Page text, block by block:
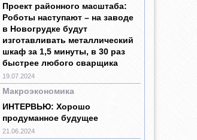
Проект районного масштаба:
Роботы наступают – на заводе
в Новогрудке будут
изготавливать металлический
шкаф за 1,5 минуты, в 30 раз
быстрее любого сварщика
19.07.2024
Макроэкономика
ИНТЕРВЬЮ: Хорошо
продуманное будущее
21.06.2024